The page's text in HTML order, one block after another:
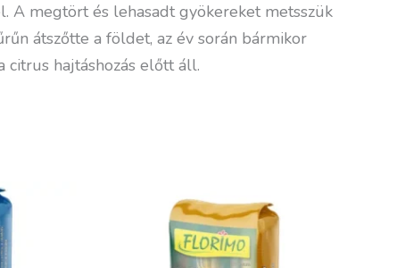
A megtört és lehasadt gyökereket metsszük
átszőtte a földet, az év során bármikor
citrus hajtáshozás előtt áll.